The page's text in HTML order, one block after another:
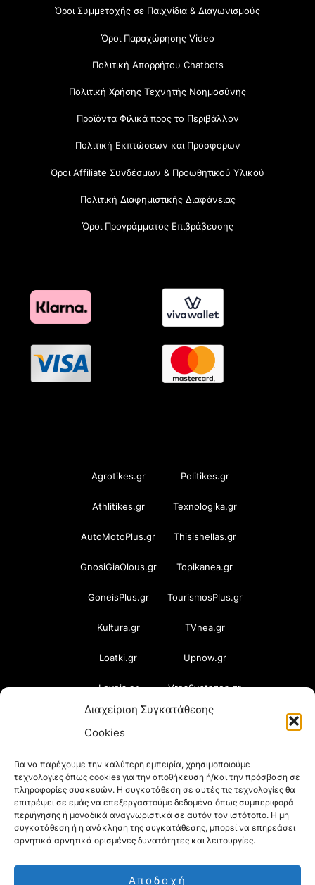
Διαχείριση Συγκατάθεσης
Cookies
Για να παρέχουμε την καλύτερη εμπειρία, χρησιμοποιούμε
τεχνολογίες όπως cookies για την αποθήκευση ή/και την πρόσβαση σε
πληροφορίες συσκευών. Η συγκατάθεση σε αυτές τις τεχνολογίες θα
επιτρέψει σε εμάς να επεξεργαστούμε δεδομένα όπως συμπεριφορά
περιήγησης ή μοναδικά αναγνωριστικά σε αυτόν τον ιστότοπο. Η μη
συγκατάθεση ή η ανάκληση της συγκατάθεσης, μπορεί να επηρεάσει
αρνητικά αρνητικά ορισμένες δυνατότητες και λειτουργίες.
Αποδοχή
Όροι Συμμετοχής σε Παιχνίδια & Διαγωνισμούς
Όροι Παραχώρησης Video
Πολιτική Απορρήτου Chatbots
Πολιτική Χρήσης Τεχνητής Νοημοσύνης
Προϊόντα Φιλικά προς το Περιβάλλον
Πολιτική Εκπτώσεων και Προσφορών
Όροι Affiliate Συνδέσμων & Προωθητικού Υλικού
Πολιτική Διαφημιστικής Διαφάνειας
Όροι Προγράμματος Επιβράβευσης
Agrotikes.gr Politikes.gr
Athlitikes.gr Texnologika.gr
AutoMotoPlus.gr Thisishellas.gr
GnosiGiaOlous.gr Topikanea.gr
GoneisPlus.gr TourismosPlus.gr
Kultura.gr TVnea.gr
Loatki.gr Upnow.gr
Loveis.gr VresSyntages.gr
ModernaGynaika.gr Xristianika.gr
Oikotropia.gr ZoumeSpiti.gr
Perepet.gr
Orama Group (Orama Group Μ.Ι.Κ.Ε.) |